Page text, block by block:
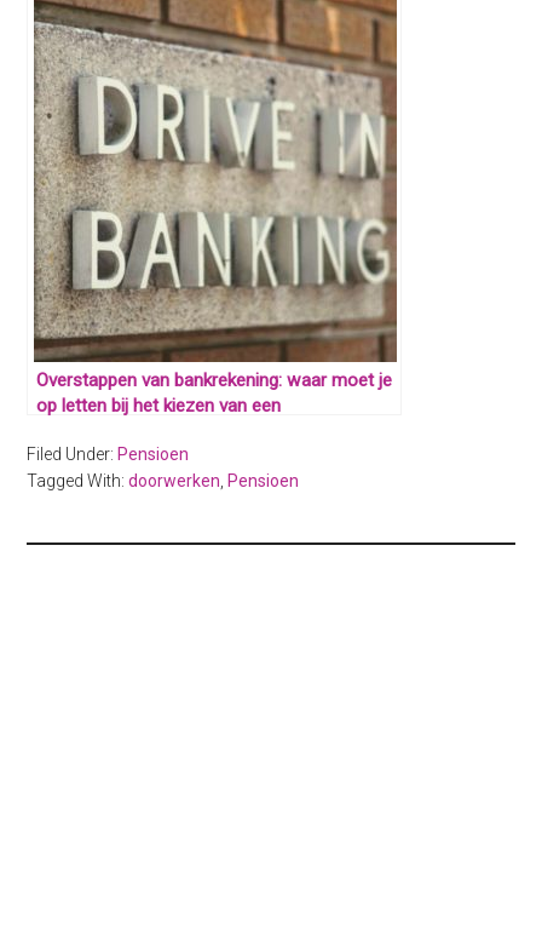
Overstappen van bankrekening: waar moet je
op letten bij het kiezen van een
Filed Under: Pensioen
Tagged With:doorwerken, Pensioen